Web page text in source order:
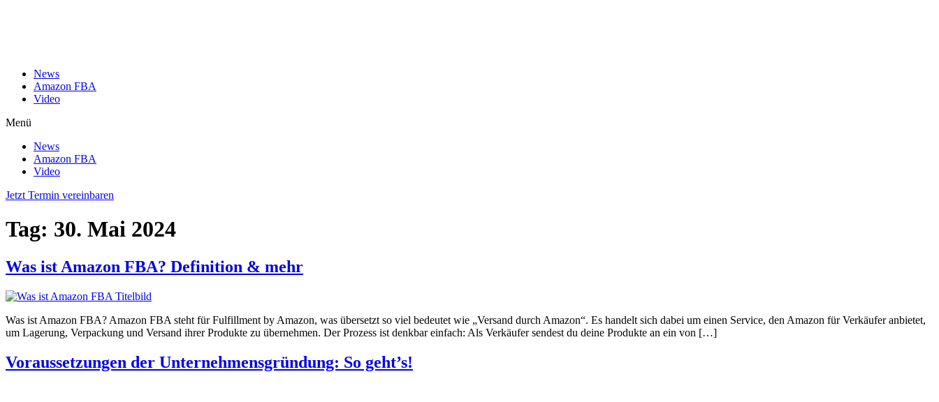
News
Amazon FBA
Video
Menü
News
Amazon FBA
Video
Jetzt Termin vereinbaren
Tag: 30. Mai 2024
Was ist Amazon FBA? Definition & mehr
Was ist Amazon FBA? Amazon FBA steht für Fulfillment by Amazon, was übersetzt so viel bedeutet wie „Versand durch Amazon“. Es handelt sich dabei um einen Service, den Amazon für Verkäufer anbietet,
um Lagerung, Verpackung und Versand ihrer Produkte zu übernehmen. Der Prozess ist denkbar einfach: Als Verkäufer sendest du deine Produkte an ein von […]
Voraussetzungen der Unternehmensgründung: So geht’s!